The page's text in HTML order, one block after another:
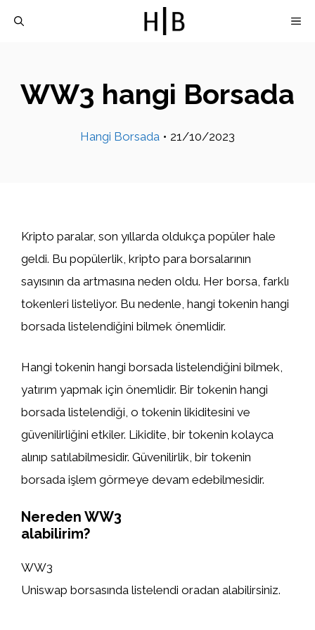
WW3 hangi Borsada
Hangi Borsada • 21/10/2023
Kripto paralar, son yıllarda oldukça popüler hale
geldi. Bu popülerlik, kripto para borsalarının
sayısının da artmasına neden oldu. Her borsa, farklı
tokenleri listeliyor. Bu nedenle, hangi tokenin hangi
borsada listelendiğini bilmek önemlidir.
Hangi tokenin hangi borsada listelendiğini bilmek,
yatırım yapmak için önemlidir. Bir tokenin hangi
borsada listelendiği, o tokenin likiditesini ve
güvenilirliğini etkiler. Likidite, bir tokenin kolayca
alınıp satılabilmesidir. Güvenilirlik, bir tokenin
borsada işlem görmeye devam edebilmesidir.
Nereden WW3
alabilirim?
WW3
Uniswap borsasında listelendi oradan alabilirsiniz.